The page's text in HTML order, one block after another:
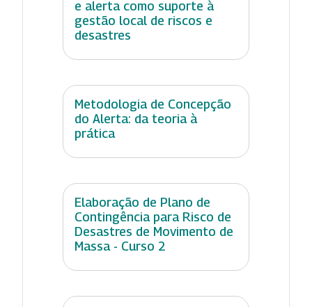
e alerta como suporte à
gestão local de riscos e
desastres
Metodologia de Concepção
do Alerta: da teoria à
prática
Elaboração de Plano de
Contingência para Risco de
Desastres de Movimento de
Massa - Curso 2